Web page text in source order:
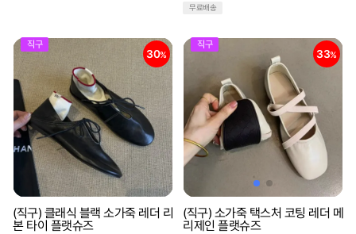
무료배송
직구
30%
(직구) 클래식 블랙 소가죽 레더 리
본 타이 플랫슈즈
직구
33%
(직구) 소가죽 택스처 코팅 레더 메
리제인 플랫슈즈